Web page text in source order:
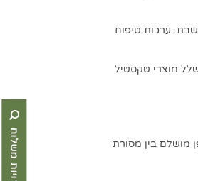
ערכות טיפוח
מוצרי טקסטיל
מושלם בין מסורת